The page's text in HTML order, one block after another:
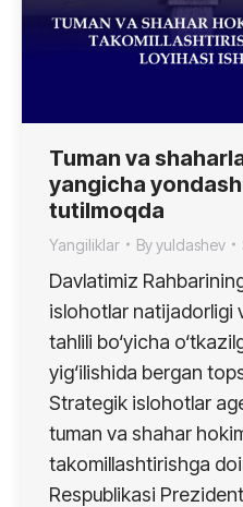
Tuman va
yangicha
tutilmoqda
Yangiliklar Byyuldashev
Davlatimiz
islohotlar natijadorligi
tahlili bo‘yicha
yig‘ilishida bergan
Strategik islohotlar
tuman va shahar
takomillashtirishga
Respublikasi